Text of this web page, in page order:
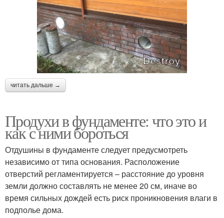
читать дальше →
Продухи в фундаменте: что это и
как с ними бороться
Отдушины в фундаменте следует предусмотреть
независимо от типа основания. Расположение
отверстий регламентируется – расстояние до уровня
земли должно составлять не менее 20 см, иначе во
время сильных дождей есть риск проникновения влаги в
подполье дома.